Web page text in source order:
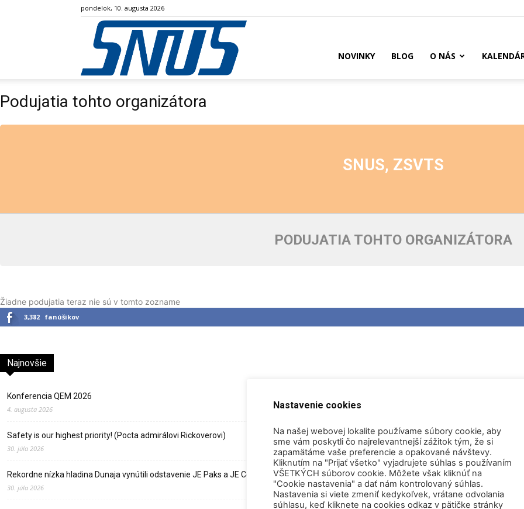
pondelok, 10. augusta 2026
NOVINKY BLOG O NÁS
Podujatia tohto organizátora
SNUS, ZSVTS
PODUJATIA TOHTO ORGANIZÁTORA
Žiadne podujatia teraz nie sú v tomto zozname
3,382 fanúšikov
Najnovšie
Konferencia QEM 2026
4. augusta 2026
Safety is our highest priority! (Pocta admirálovi Rickoverovi)
30. júla 2026
Rekordne nízka hladina Dunaja vynútili odstavenie JE Paks a JE Cernavoda
30. júla 2026
Nastavenie cookies
Na našej webovej lokalite používame súbory cookie, aby
sme vám poskytli čo najrelevantnejší zážitok tým, že si
zapamätáme vaše preferencie a opakované návštevy.
Kliknutím na "Prijať všetko" vyjadrujete súhlas s používaním
VŠETKÝCH súborov cookie. Môžete však kliknúť na
"Cookie nastavenia" a dať nám kontrolovaný súhlas.
Nastavenia si viete zmeniť kedykoľvek, vrátane odvolania
súhlasu, keď kliknete na cookies odkaz v pätičke stránky